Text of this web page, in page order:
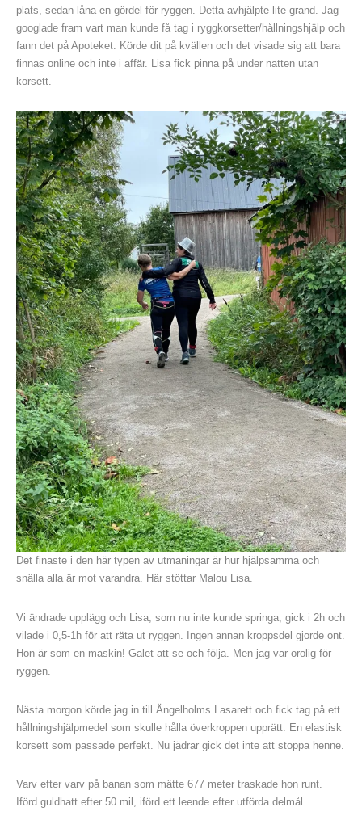
plats, sedan låna en gördel för ryggen. Detta avhjälpte lite grand. Jag
googlade fram vart man kunde få tag i ryggkorsetter/hållningshjälp och
fann det på Apoteket. Körde dit på kvällen och det visade sig att bara
finnas online och inte i affär. Lisa fick pinna på under natten utan
korsett.
Det finaste i den här typen av utmaningar är hur hjälpsamma och
snälla alla är mot varandra. Här stöttar Malou Lisa.
Vi ändrade upplägg och Lisa, som nu inte kunde springa, gick i 2h och
vilade i 0,5-1h för att räta ut ryggen. Ingen annan kroppsdel gjorde ont.
Hon är som en maskin! Galet att se och följa. Men jag var orolig för
ryggen.
Nästa morgon körde jag in till Ängelholms Lasarett och fick tag på ett
hållningshjälpmedel som skulle hålla överkroppen upprätt. En elastisk
korsett som passade perfekt. Nu jädrar gick det inte att stoppa henne.
Varv efter varv på banan som mätte 677 meter traskade hon runt.
Iförd guldhatt efter 50 mil, iförd ett leende efter utförda delmål.